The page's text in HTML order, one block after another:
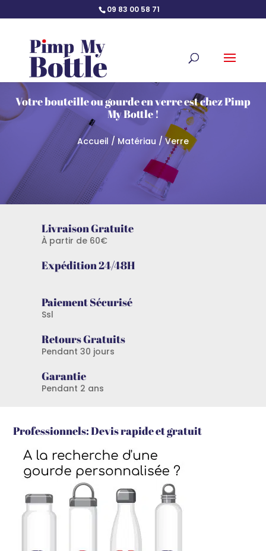
09 83 00 58 71
Votre bouteille ou gourde en verre est chez Pimp
My Bottle !
Accueil / Matériau / Verre
Livraison Gratuite
À partir de 60€
Expédition 24/48H
Paiement Sécurisé
Ssl
Retours Gratuits
Pendant 30 jours
Garantie
Pendant 2 ans
Professionnels: Devis rapide et gratuit